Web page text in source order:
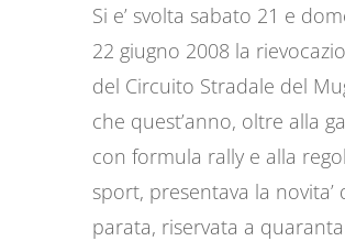
Si e’ svolta sabato 21 e
22 giugno 2008 la
del Circuito Stradale del
che quest’anno, oltre alla
con formula rally e alla
sport, presentava la novita’
parata, riservata a